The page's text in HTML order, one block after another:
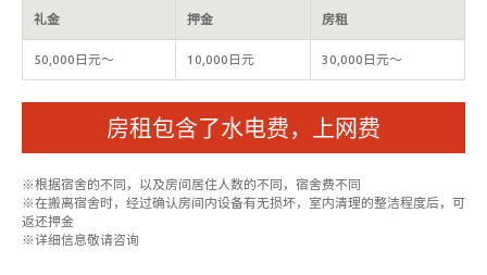
礼金 押金 房租
50,000日元〜 10,000日元 30,000日元〜
房租包含了水电费，上网费
※根据宿舍的不同，以及房间居住人数的不同，宿舍费不同
※在搬离宿舍时，经过确认房间内设备有无损坏，室内清理的整洁程度后，可
返还押金
※详细信息敬请咨询